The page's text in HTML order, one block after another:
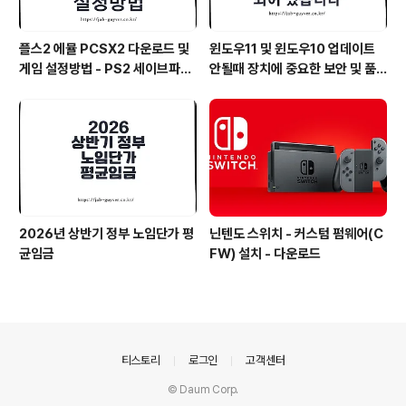
플스2 에뮬 PCSX2 다운로드 및
게임 설정방법 - PS2 세이브파일
윈도우11 및 윈도우10 업데이트
안될때 장치에 중요한 보안 및 품
2026년 상반기 정부 노임단가 평
균임금
닌텐도 스위치 - 커스텀 펌웨어(C
FW) 설치 - 다운로드
티스토리 로그인 고객센터
© Daum Corp.